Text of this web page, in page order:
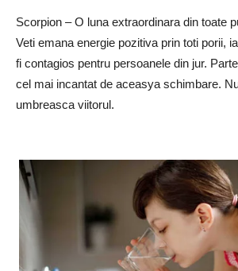
Scorpion – O luna extraordinara din toate
Veti emana energie pozitiva prin toti porii,
fi contagios pentru persoanele din jur.
cel mai incantat de aceasya schimbare.
umbreasca viitorul.